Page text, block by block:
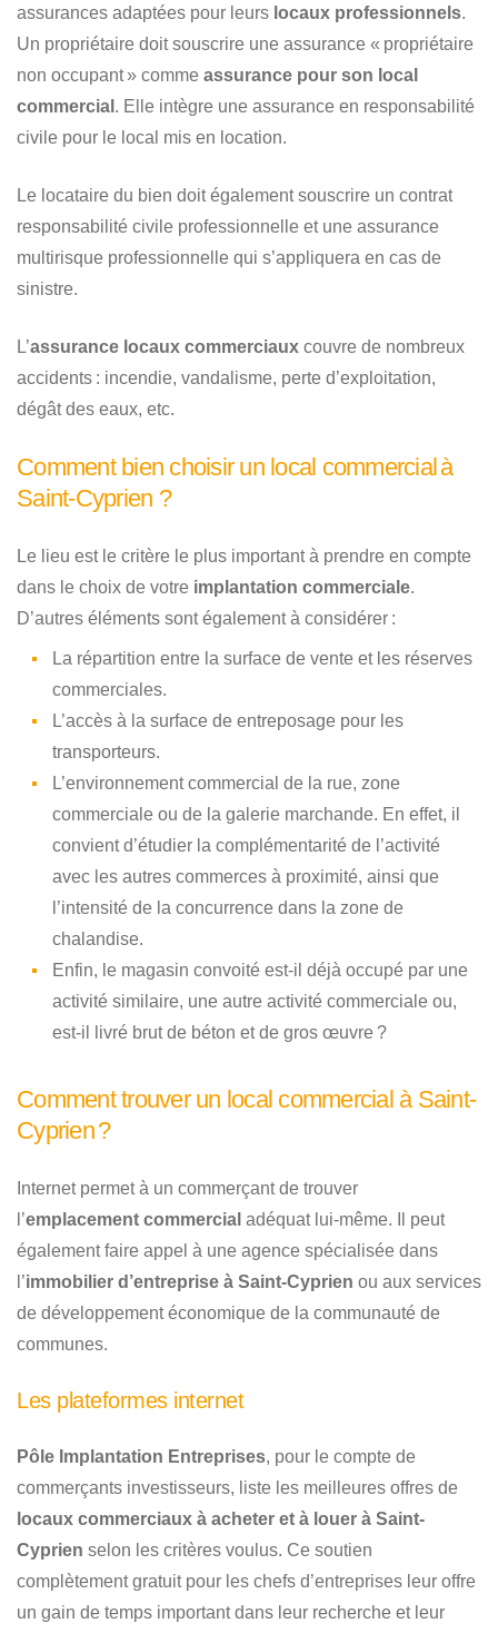
assurances adaptées pour leurs locaux professionnels.
Un propriétaire doit souscrire une assurance « propriétaire
non occupant » comme assurance pour son local
commercial . Elle intègre une assurance en responsabilité
civile pour le local mis en location.
Le locataire du bien doit également souscrire un contrat
responsabilité civile professionnelle et une assurance
multirisque professionnelle qui s’appliquera en cas de
sinistre.
L’assurance locaux commerciaux couvre de nombreux
accidents : incendie, vandalisme, perte d’exploitation,
dégât des eaux, etc.
Comment bien choisir un local commercial à
Saint-Cyprien ?
Le lieu est le critère le plus important à prendre en compte
dans le choix de votre implantation commerciale.
D’autres éléments sont également à considérer :
La répartition entre la surface de vente et les réserves
commerciales.
L’accès à la surface de entreposage pour les
transporteurs.
L’environnement commercial de la rue, zone
commerciale ou de la galerie marchande. En effet, il
convient d’étudier la complémentarité de l’activité
avec les autres commerces à proximité, ainsi que
l’intensité de la concurrence dans la zone de
chalandise.
Enfin, le magasin convoité est-il déjà occupé par une
activité similaire, une autre activité commerciale ou,
est-il livré brut de béton et de gros œuvre ?
Comment trouver un local commercial à Saint-
Cyprien ?
Internet permet à un commerçant de trouver
l’emplacement commercial adéquat lui-même. Il peut
également faire appel à une agence spécialisée dans
l’immobilier d’entreprise à Saint-Cyprien ou aux services
de développement économique de la communauté de
communes.
Les plateformes internet
Pôle Implantation Entreprises, pour le compte de
commerçants investisseurs, liste les meilleures offres de
locaux commerciaux à acheter et à louer à Saint-
Cyprien selon les critères voulus. Ce soutien
complètement gratuit pour les chefs d’entreprises leur offre
un gain de temps important dans leur recherche et leur